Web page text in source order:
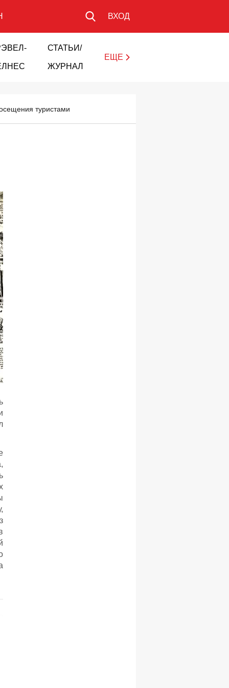
ВХОД
СТАТЬИ/
ЖУРНАЛ
ЕЩЕ
туристами